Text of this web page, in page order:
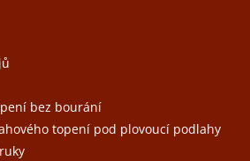
bez bourání
topení pod plovoucí podlahy